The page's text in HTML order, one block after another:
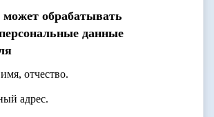
обрабатывать
данные
отчество.
адрес.